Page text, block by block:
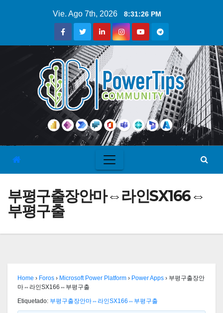
Vie. Ago 7th, 2026 8:31:27 PM
부평구출장안마⇔라인SX166⇔
부평구출
Home › Foros › Microsoft Power Platform › Power Apps › 부평구출장안
마⇔라인SX166⇔부평구출
Etiquetado: 부평구출장안마⇔라인SX166⇔부평구출